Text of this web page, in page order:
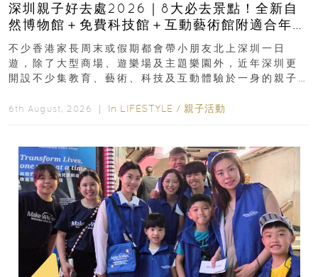
深圳親子好去處2026｜8大必去景點！全新自
然博物館＋免費科技館＋互動藝術館附適合年
齡、交通、門票、開放時間
不少香港家長周末或假期都會帶小朋友北上深圳一日
遊，除了大型商場、遊樂場及主題樂園外，近年深圳更
開設不少集教育、藝術、科技及互動體驗於一身的親子
6th August, 2026 ｜ In LIFESTYLE / 親子活動